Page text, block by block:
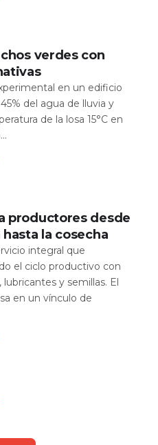
verdes con
en un edificio
del agua de lluvia y
de la losa 15°C en
productores desde
la cosecha
integral que
el ciclo productivo con
y semillas. El
en un vínculo de